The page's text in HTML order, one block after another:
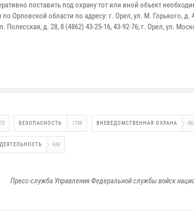
поставить под охрану тот или иной объект
Орловской области по адресу: г. Орел, ул. М. Горького, д.
Полесская, д. 28, 8 (4862) 43-25-16, 43-92-76; г. Орел, ул.
БЕЗОПАСНОСТЬ 1798 ВНЕВЕДОМСТВЕННАЯ ОХРАНА
626
Пресс-служба Управления Федеральной службы войск